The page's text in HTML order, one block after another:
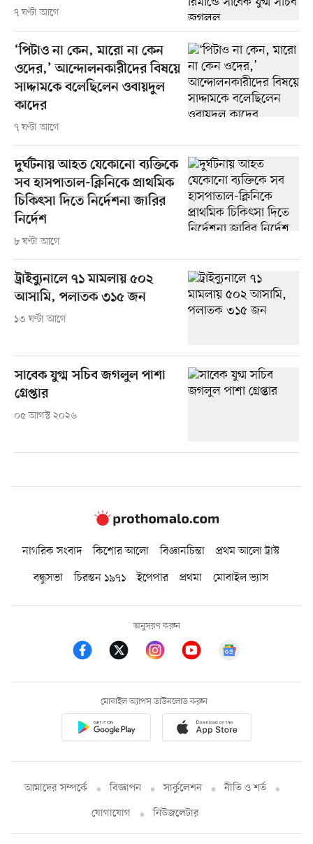
৭ ঘণ্টা আগে
‘পিটাও না কেন, মারো না কেন
ওদের,’ আন্দোলনকারীদের বিষয়ে
সাদ্দামকে বলেছিলেন ওবায়দুল
কাদের
৭ ঘণ্টা আগে
দুর্ঘটনায় আহত যেকোনো ব্যক্তিকে
সব হাসপাতাল-ক্লিনিকে প্রাথমিক
চিকিৎসা দিতে নির্দেশনা জারির
নির্দেশ
৮ ঘণ্টা আগে
ট্রাইব্যুনালে ৭১ মামলায় ৫০২
আসামি, পলাতক ৩১৫ জন
১৩ ঘণ্টা আগে
সাবেক যুগ্ম সচিব জগলুল পাশা
গ্রেপ্তার
০৫ আগস্ট ২০২৬
নাগরিক সংবাদ কিশোর আলো বিজ্ঞানচিন্তা
প্রথম আলো ট্রাস্ট
বন্ধুসভা
চিরন্তন ১৯৭১ ইপেপার প্রথমা মোবাইল ভ্যাস
অনুসরণ করুন
মোবাইল অ্যাপস ডাউনলোড করুন
আমাদের সম্পর্কে বিজ্ঞাপন সার্কুলেশন
নীতি ও শর্ত
যোগাযোগ
নিউজলেটার